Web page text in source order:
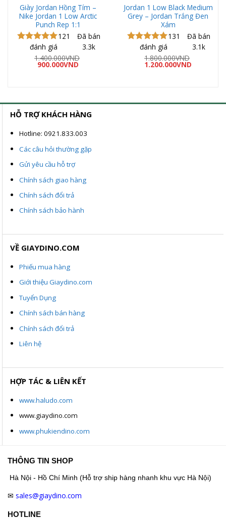
Giày Jordan Hồng Tím –
Nike Jordan 1 Low Arctic
Punch Rep 1:1
Được xếp
hạng 5.00
121
đánh giá
Đã bán
3.3k
1.400.000VND
Giá
gốc
900.000VND
Jordan 1 Low Black Medium
Grey – Jordan Trắng Đen
Xám
Được xếp
hạng 5.00
5 sao
131
đánh giá
Đã bán
3.1k
1.800.000VND
Giá
gốc
1.200.000VND
HỖ TRỢ KHÁCH HÀNG
Hotline: 0921.833.003
Các câu hỏi thường gặp
Gửi yêu cầu hỗ trợ
Chính sách giao hàng
Chính sách đổi trả
Chính sách bảo hành
VỀ GIAYDINO.COM
Phiếu mua hàng
Giới thiệu Giaydino.com
Tuyển Dụng
Chính sách bán hàng
Chính sách đổi trả
Liên hệ
HỢP TÁC & LIÊN KẾT
www.haludo.com
www.giaydino.com
www.phukiendino.com
THÔNG TIN SHOP
Hà Nội - Hồ Chí Minh (Hỗ trợ ship hàng nhanh khu vực Hà Nội)
✉ sales@giaydino.com
HOTLINE